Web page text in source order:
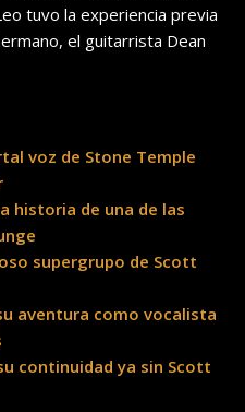
tuvo la experiencia previa
el guitarrista Dean
voz de Stone Temple
historia de una de las
supergrupo de Scott
aventura como vocalista
continuidad ya sin Scott